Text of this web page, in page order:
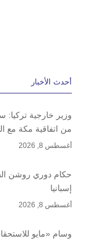
أحدث الأخبار
وزير خارجية تركيا:
من اتفاقية مكة مع
أغسطس 8, 2026
حكام دوري روشن
إسبانيا
أغسطس 8, 2026
وسام «مايو